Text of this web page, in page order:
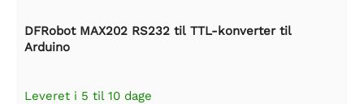
DFRobot MAX202 RS232 til TTL-konverter til
Arduino
Leveret i 5 til 10 dage